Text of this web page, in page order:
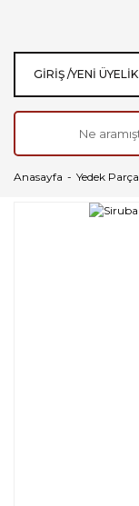
GIRIŞ /YENI ÜYELIK
Anasayfa Yedek Parça